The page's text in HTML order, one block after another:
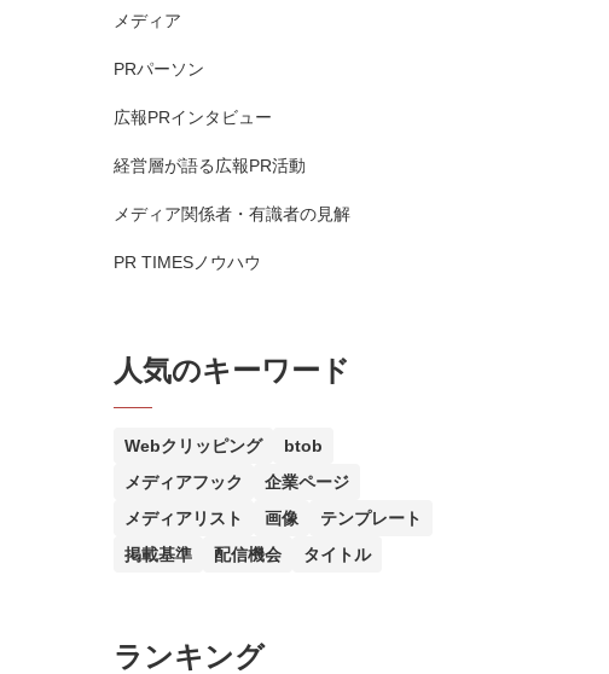
メディア
PRパーソン
広報PRインタビュー
経営層が語る広報PR活動
メディア関係者・有識者の見解
PR TIMESノウハウ
人気のキーワード
Webクリッピング
btob
メディアフック
企業ページ
メディアリスト
画像
テンプレート
掲載基準
配信機会 タイトル
ランキング